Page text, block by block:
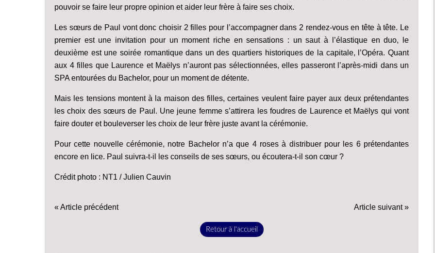
pouvoir se faire leur propre opinion et aider leur frère à faire ses choix.
Les sœurs de Paul vont donc choisir 2 filles pour l’accompagner dans 2 rendez-vous en tête à tête. Le
premier est une invitation pour un moment riche en sensations : un saut à l’élastique en duo, le
deuxième est une soirée romantique dans un des quartiers historiques de la capitale, l’Opéra. Quant
aux 4 filles que Laurence et Maëlys n’auront pas sélectionnées, elles passeront l’après-midi dans un
SPA entourées du Bachelor, pour un moment de détente.
Mais les tensions montent à la maison des filles, certaines veulent faire payer aux deux prétendantes
les choix des sœurs de Paul. Une jeune femme s’attirera les foudres de Laurence et Maëlys qui vont
faire douter et bouleverser les choix de leur frère juste avant la cérémonie.
Pour cette nouvelle cérémonie, notre Bachelor n’a que 4 roses à distribuer pour les 6 prétendantes
encore en lice. Paul suivra-t-il les conseils de ses sœurs, ou écoutera-t-il son cœur ?
Crédit photo : NT1 / Julien Cauvin
« Article précédent Article suivant »
Retour à l'accueil